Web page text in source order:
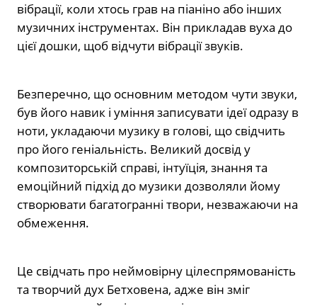
вібрації, коли хтось грав на піаніно або інших
музичних інструментах. Він прикладав вуха до
цієї дошки, щоб відчути вібрації звуків.
Безперечно, що основним методом чути звуки,
був його навик і уміння записувати ідеї одразу в
ноти, укладаючи музику в голові, що свідчить
про його геніальність. Великий досвід у
композиторській справі, інтуїція, знання та
емоційний підхід до музики дозволяли йому
створювати багатогранні твори, незважаючи на
обмеження.
Це свідчать про неймовірну цілеспрямованість
та творчий дух Бетховена, адже він зміг